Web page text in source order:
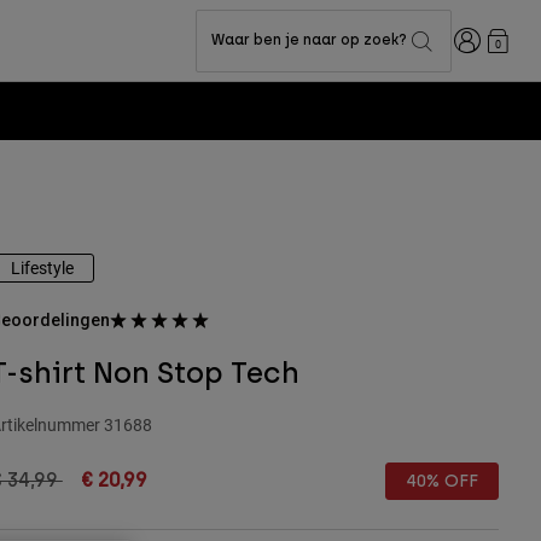
Waar ben je naar op zoek? Inloggen
0
Lifestyle
shirt Non Stop Tech
31688
reduced from
34,99to€ 20,99 40% OFF